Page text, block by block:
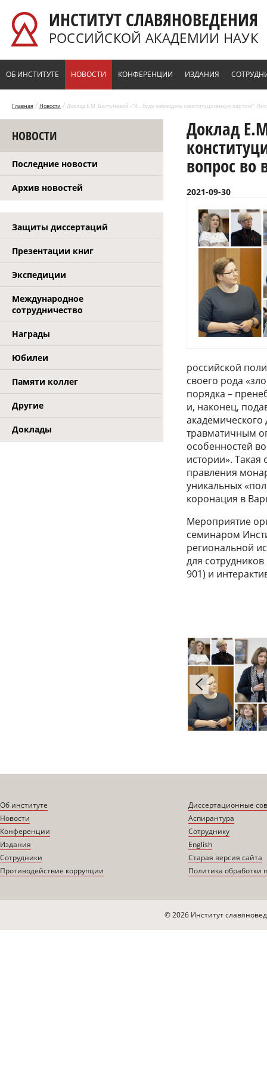
ИНСТИТУТ СЛАВЯНОВЕДЕНИЯ
РОССИЙСКОЙ АКАДЕМИИ НАУК
ОБ ИНСТИТУТЕ НОВОСТИ КОНФЕРЕНЦИИ ИЗДАНИЯ
Главная / Новости / Доклад Е.М. Болтуновой «“Я... буду соблюдать конституционную хартию”:
НОВОСТИ
Последние новости
Архив новостей
Защиты диссертаций
Презентации книг
Экспедиции
Международное
сотрудничество
Награды
Юбилеи
Памяти коллег
Другие
Доклады
Доклад
вопрос во
2021-09-30
российской
своего рода
порядка –
и, наконец,
академического
травматичным
особенностей
истории».
правления
уникальных
коронация в
Мероприятие
семинаром
региональной
для
901) и
Об институте
Новости
Конференции
Издания
Сотрудники
Противодействие коррупции
Диссертационные
Аспирантура
Сотруднику
English
Старая версия сайта
Политика обработки
© 2026 Институт